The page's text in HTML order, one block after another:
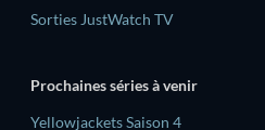
Sorties JustWatch TV
Prochaines séries à venir
Yellowjackets Saison 4